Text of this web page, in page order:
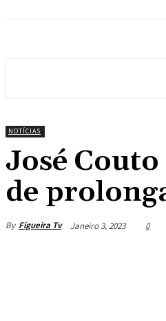
NOTÍCIAS
José
de
By Figueira Tv Janeiro 3, 2023 0